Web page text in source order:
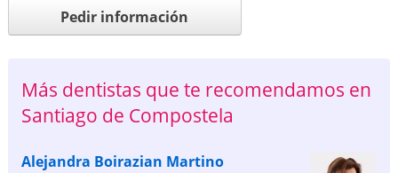
Pedir información
Más dentistas que te recomendamos en
Santiago de Compostela
Alejandra Boirazian Martino